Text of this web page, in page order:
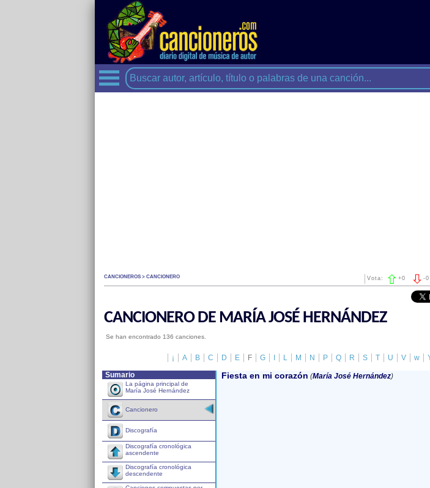
CANCIONEROS > CANCIONERO -0
Vota: +0
CANCIONERO DE MARÍA JOSÉ HERNÁNDEZ
Se han encontrado 136 canciones.
¡ A B C D E F G L M N P Q R S T U V w
Sumario
La página principal de
María José Hernández
Cancionero
Discografía
Discografía cronológica
ascendente
Discografía cronológica
descendente
Fiesta en mi corazón (María José Hernández)